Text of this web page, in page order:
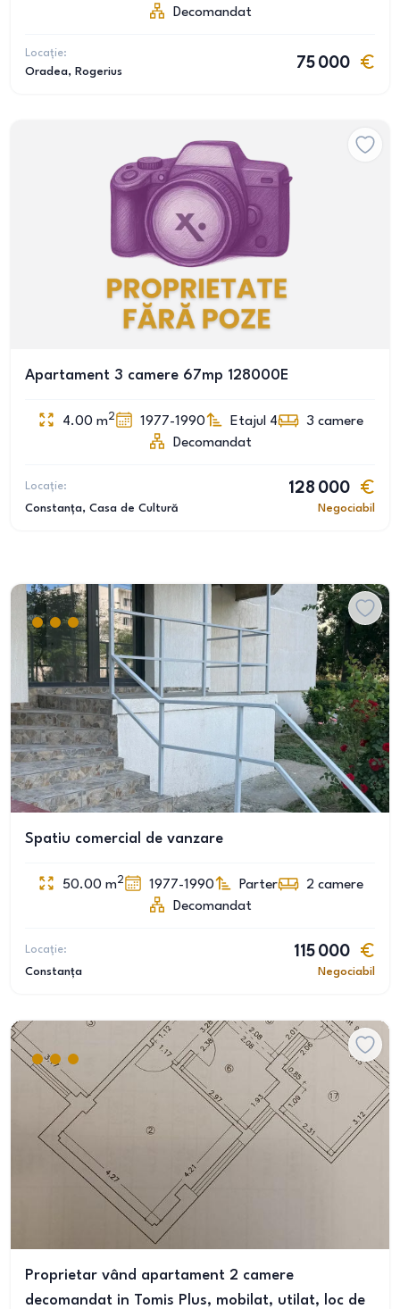
Decomandat
Locație:
Oradea, Rogerius
75 000
Apartament 3 camere 67mp 128000E
4.00 m2 1977-1990 Etajul 4 3 camere
Decomandat
Locație:
Constanța, Casa de Cultură
128 000
Negociabil
Spatiu comercial de vanzare
50.00 m2 1977-1990 Parter 2 camere
Decomandat
Locație:
Constanța
115 000
Negociabil
Proprietar vând apartament 2 camere
decomandat in Tomis Plus, mobilat, utilat, loc de